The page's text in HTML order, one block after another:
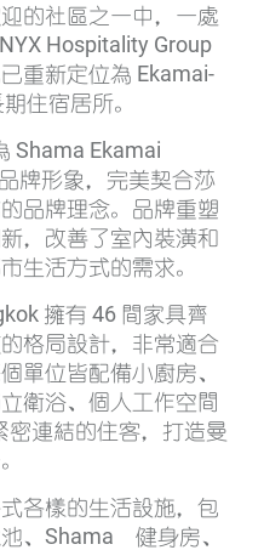
的社區之一中，一處
Hospitality Group
重新定位為 Ekamai-
住宿居所。
Shama Ekamai
牌形象，完美契合莎
品牌理念。品牌重塑
，改善了室內裝潢和
生活方式的需求。
擁有 46 間家具齊
格局設計，非常適合
單位皆配備小廚房、
衛浴、個人工作空間
密連結的住客，打造曼
各樣的生活設施，包
、Shama 健身房、